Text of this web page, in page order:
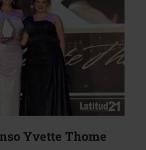
Yvette Thome